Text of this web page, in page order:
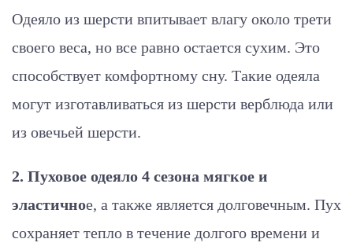
Одеяло из шерсти впитывает влагу около трети
своего веса, но все равно остается сухим. Это
способствует комфортному сну. Такие одеяла
могут изготавливаться из шерсти верблюда или
из овечьей шерсти.
2. Пуховое одеяло 4 сезона мягкое и
эластичное, а также является долговечным. Пух
сохраняет тепло в течение долгого времени и